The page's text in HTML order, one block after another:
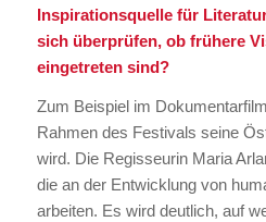
Inspirationsquelle für
sich überprüfen, ob frühere
eingetreten sind?
Zum Beispiel im
Rahmen des Festivals seine
wird. Die Regisseurin Maria
die an der Entwicklung von
arbeiten. Es wird deutlich, auf